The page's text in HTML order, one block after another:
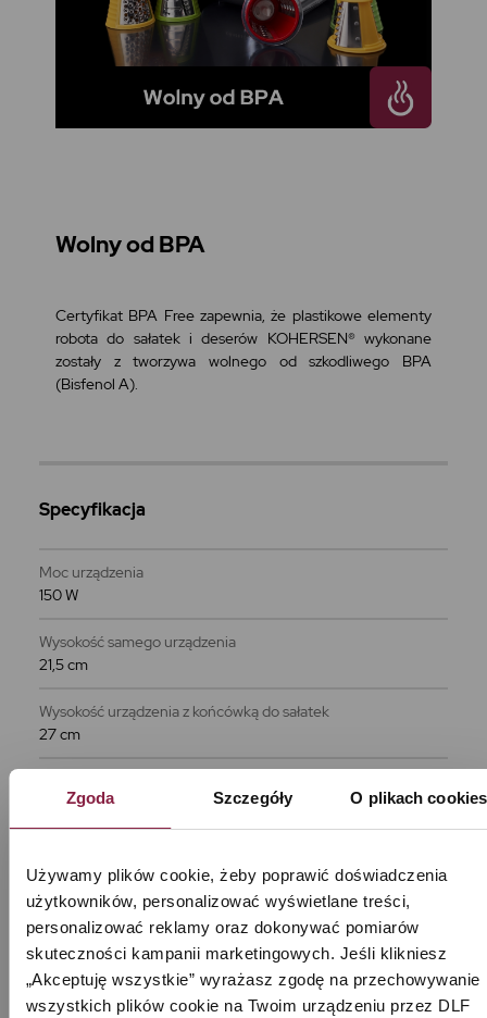
Zgoda Szczegóły O plikach cookies
Używamy plików cookie, żeby poprawić doświadczenia
użytkowników, personalizować wyświetlane treści,
personalizować reklamy oraz dokonywać pomiarów
skuteczności kampanii marketingowych. Jeśli klikniesz
„Akceptuję wszystkie” wyrażasz zgodę na przechowywanie
wszystkich plików cookie na Twoim urządzeniu przez DLF
Wolny od BPA
Certyfikat BPA Free zapewnia, że plastikowe elementy
robota do sałatek i deserów KOHERSEN® wykonane
zostały z tworzywa wolnego od szkodliwego BPA
(Bisfenol A).
Specyfikacja
Moc urządzenia
150 W
Wysokość samego urządzenia
21,5 cm
Wysokość urządzenia z końcówką do sałatek
27 cm
28 cm
15,5 x 18,5 cm (szer. x dł.)
Waga urządzenia bez dodatków
Waga urządzenia ze wszystkimi dodatkami
2,03 kg